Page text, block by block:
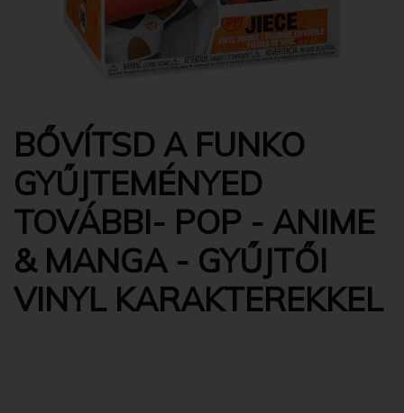
BŐVÍTSD A FUNKO
GYŰJTEMÉNYED
TOVÁBBI- POP - ANIME
& MANGA - GYŰJTŐI
VINYL KARAKTEREKKEL